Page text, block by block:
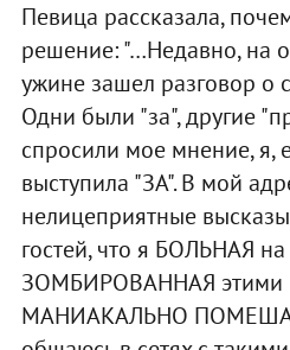
Певица рассказала,
решение: "…Недавно, на
ужине зашел разговор о
Одни были "за", другие
спросили мое мнение, я,
выступила "ЗА". В мой
нелицеприятные
гостей, что я БОЛЬНАЯ на
ЗОМБИРОВАННАЯ этими
МАНИАКАЛЬНО